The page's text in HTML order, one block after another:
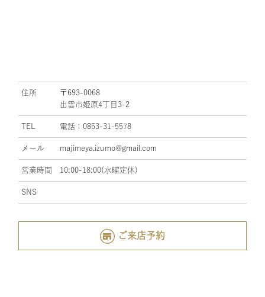
住所
〒693-0068
出雲市姫原4丁目3-2
TEL 電話：0853-31-5578
メール majimeya.izumo@gmail.com
営業時間 10:00-18:00(水曜定休)
SNS
ご来店予約